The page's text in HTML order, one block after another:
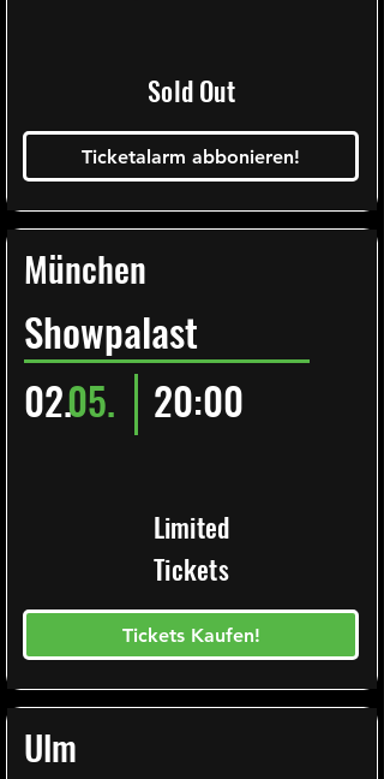
Sold Out
Ticketalarm abbonieren!
München
Showpalast
02.05. 20:00
Limited
Tickets
Tickets Kaufen!
Ulm